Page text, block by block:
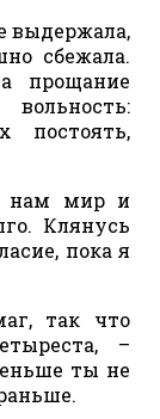
выдержала,
сбежала.
прощание
постоять,
нам мир и
Клянусь
пока я
так что
–
ты не